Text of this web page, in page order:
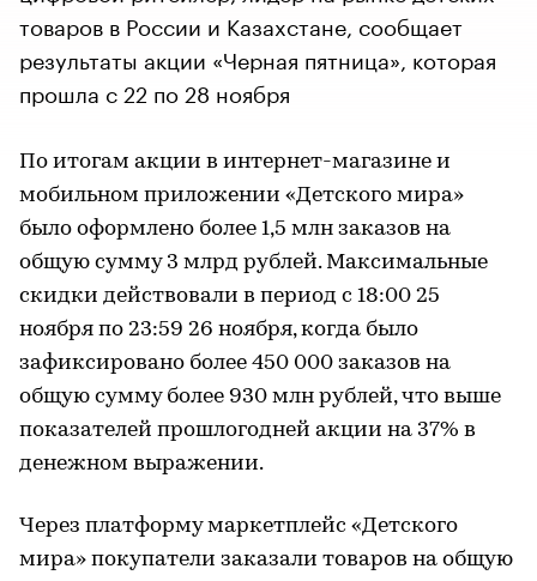
товаров в России и Казахстане, сообщает
результаты акции «Черная пятница», которая
прошла с 22 по 28 ноября
По итогам акции в интернет-магазине и
мобильном приложении «Детского мира»
было оформлено более 1,5 млн заказов на
общую сумму 3 млрд рублей. Максимальные
скидки действовали в период с 18:00 25
ноября по 23:59 26 ноября, когда было
зафиксировано более 450 000 заказов на
общую сумму более 930 млн рублей, что выше
показателей прошлогодней акции на 37% в
денежном выражении.
Через платформу маркетплейс «Детского
мира» покупатели заказали товаров на общую